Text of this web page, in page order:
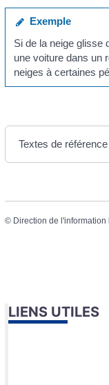
Exemple
Si de la neige glisse
une voiture dans un
neiges à certaines
Textes de référence
© Direction de
LIENS UTILES